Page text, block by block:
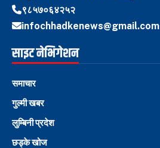
९८५७०६४२५२
infochhadkenews@gmail.com
साइट नेभिगेशन
समाचार
गुल्मी खबर
लुम्बिनी प्रदेश
छड्के खोज